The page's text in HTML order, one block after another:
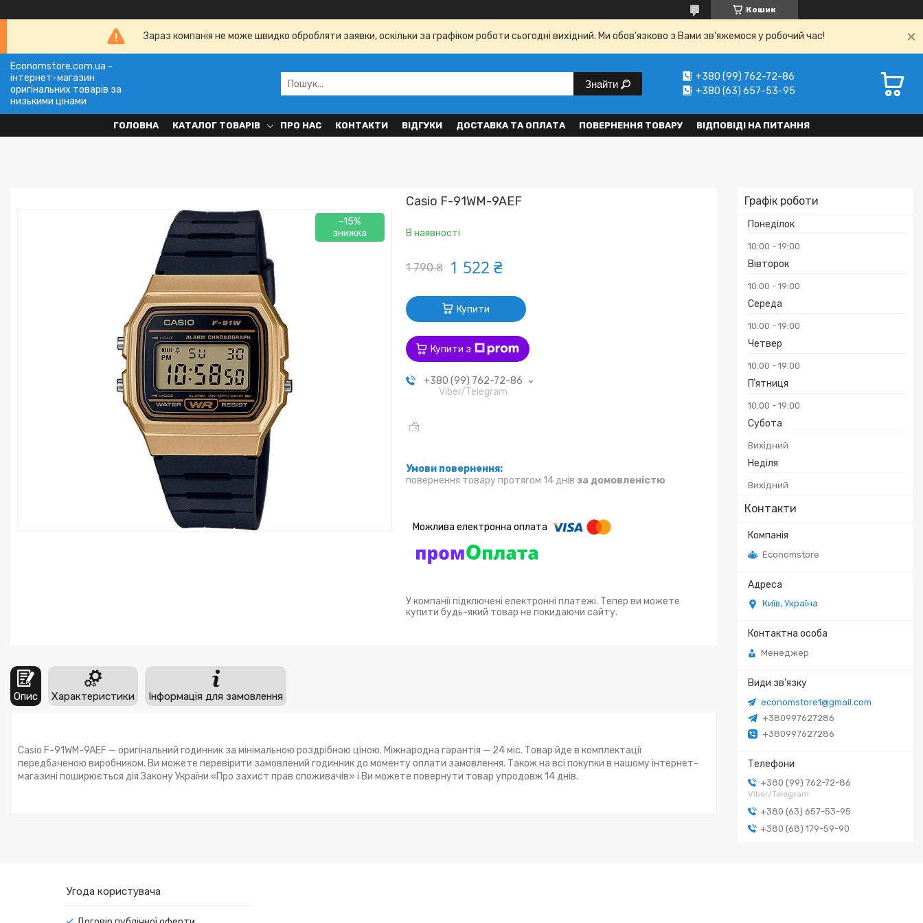
Кошик
Зараз компанія не може швидко обробляти заявки, оскільки за графіком роботи сьогодні вихідний. Ми обов'язково з Вами зв'яжемося у робочий час!
Economstore.com.ua -
інтернет-магазин
оригінальних товарів за
низькими цінами
Знайти
+380 (99) 762-72-86
+380 (63) 657-53-95
ГОЛОВНА КАТАЛОГ ТОВАРІВ ПРО НАС КОНТАКТИ ВІДГУКИ ДОСТАВКА ТА ОПЛАТА ПОВЕРНЕННЯ ТОВАРУ ВІДПОВІДІ НА ПИТАННЯ
Графік роботи
Понеділок
10:00 19:00
Вівторок
10:00 19:00
Середа
10:00 19:00
Четвер
10:00 19:00
Пʼятниця
10:00 19:00
Субота
Вихідний
Неділя
Вихідний
Контакти
Economstore
Київ, Україна
Менеджер
economstore1@gmail.com
+380997627286
+380997627286
+380 (99) 762-72-86
Viber/Telegram
+380 (63) 657-53-95
+380 (68) 179-59-90
–15%
Casio F-91WM-9AEF
В наявності
1 790 ₴ 1 522 ₴
Купити
Купити з
+380 (99) 762-72-86
Viber/Telegram
повернення товару протягом 14 днів за домовленістю
У компанії підключені електронні платежі. Тепер ви можете
купити будь-який товар не покидаючи сайту.
Опис Характеристики Інформація для замовлення
Casio F-91WM-9AEF — оригінальний годинник за мінімальною роздрібною ціною. Міжнародна гарантія — 24 міс. Товар йде в комплектації
передбаченою виробником. Ви можете перевірити замовлений годинник до моменту оплати замовлення. Також на всі покупки в нашому інтернет-
магазині поширюється дія Закону України «Про захист прав споживачів» і Ви можете повернути товар упродовж 14 днів.
Угода користувача